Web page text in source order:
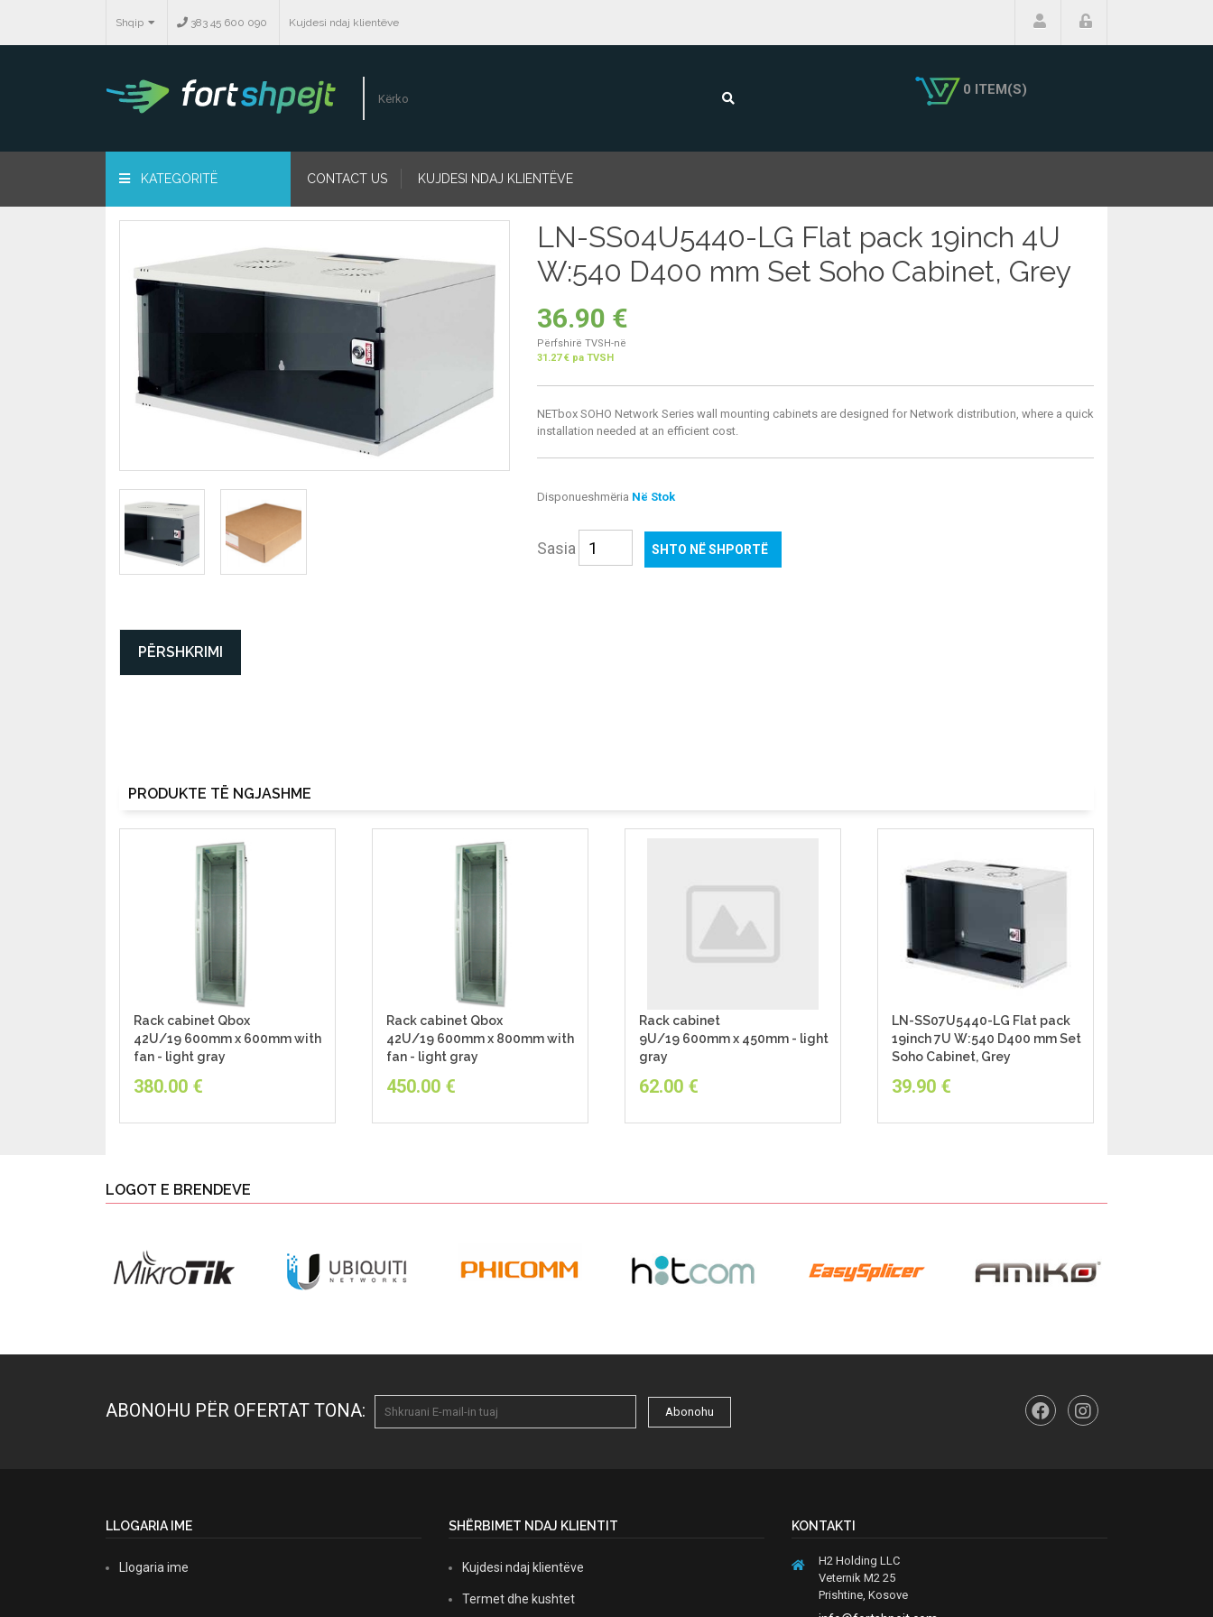
Shqip 383 45 600 090 Kujdesi ndaj klientëve
0 ITEM(S)
KATEGORITË CONTACT US KUJDESI NDAJ KLIENTËVE
LN-SS04U5440-LG Flat pack 19inch 4U
W:540 D400 mm Set Soho Cabinet, Grey
36.90 €
Përfshirë TVSH-në
31.27 € pa TVSH
NETbox SOHO Network Series wall mounting cabinets are designed for Network distribution, where a quick
installation needed at an efficient cost.
Disponueshmëria Në Stok
Sasia SHTO NË SHPORTË
PËRSHKRIMI
PRODUKTE TË NGJASHME
Rack cabinet Qbox
42U/19 600mm x 600mm with
fan - light gray
380.00 €
Rack cabinet Qbox
42U/19 600mm x 800mm with
fan - light gray
450.00 €
Rack cabinet
9U/19 600mm x 450mm - light
gray
62.00 €
LN-SS07U5440-LG Flat pack
19inch 7U W:540 D400 mm Set
Soho Cabinet, Grey
39.90 €
LOGOT E BRENDEVE
ABONOHU PËR OFERTAT TONA: Abonohu
LLOGARIA IME
Llogaria ime
SHËRBIMET NDAJ KLIENTIT
Kujdesi ndaj klientëve
Termet dhe kushtet
KONTAKTI
H2 Holding LLC
Veternik M2 25
Prishtine, Kosove